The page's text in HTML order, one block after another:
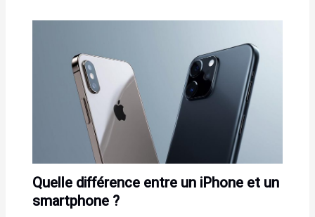
Quelle différence entre un iPhone et un
smartphone ?